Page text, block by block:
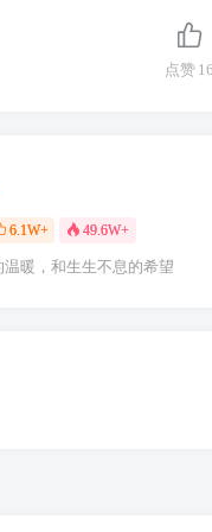
点赞
6.1W+ 49.6W+
暖，和生生不息的希望